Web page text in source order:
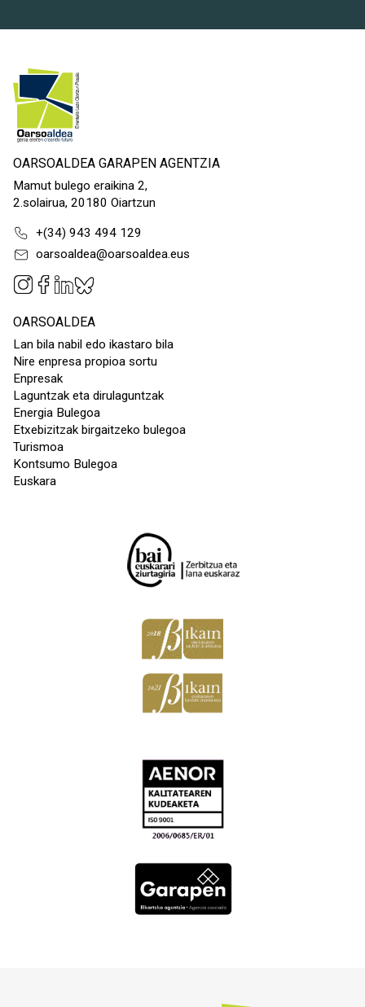
OARSOALDEA GARAPEN AGENTZIA
Mamut bulego eraikina 2,
2.solairua, 20180 Oiartzun
+(34) 943 494 129
oarsoaldea@oarsoaldea.eus
OARSOALDEA
Lan bila nabil edo ikastaro bila
Nire enpresa propioa sortu
Enpresak
Laguntzak eta dirulaguntzak
Energia Bulegoa
Etxebizitzak birgaitzeko bulegoa
Turismoa
Kontsumo Bulegoa
Euskara